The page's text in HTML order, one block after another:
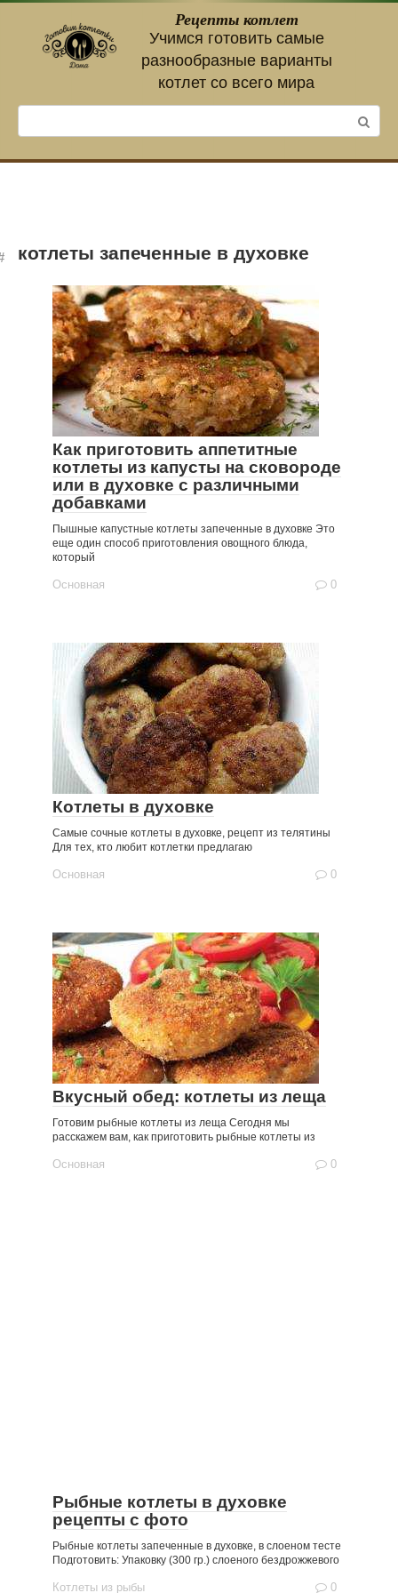
контенту
Рецепты котлет
Учимся готовить самые
разнообразные варианты
котлет со всего мира
котлеты запеченные в духовке
Как приготовить аппетитные
котлеты из капусты на сковороде
или в духовке с различными
добавками
Пышные капустные котлеты запеченные в духовке Это
еще один способ приготовления овощного блюда,
который
Основная 0
Котлеты в духовке
Самые сочные котлеты в духовке, рецепт из телятины
Для тех, кто любит котлетки предлагаю
Основная 0
Вкусный обед: котлеты из леща
Готовим рыбные котлеты из леща Сегодня мы
расскажем вам, как приготовить рыбные котлеты из
Основная 0
Рыбные котлеты в духовке
рецепты с фото
Рыбные котлеты запеченные в духовке, в слоеном тесте
Подготовить: Упаковку (300 гр.) слоеного бездрожжевого
Котлеты из рыбы 0